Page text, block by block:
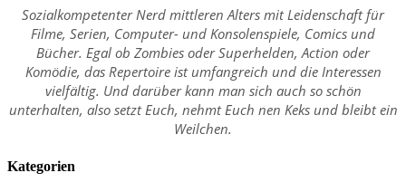
Sozialkompetenter Nerd mittleren Alters mit Leidenschaft für
Filme, Serien, Computer- und Konsolenspiele, Comics und
Bücher. Egal ob Zombies oder Superhelden, Action oder
Komödie, das Repertoire ist umfangreich und die Interessen
vielfältig. Und darüber kann man sich auch so schön
unterhalten, also setzt Euch, nehmt Euch nen Keks und bleibt ein
Weilchen.
Kategorien